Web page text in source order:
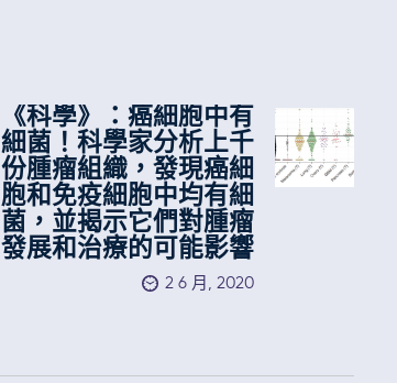
《科學》：癌細胞中有
細菌！科學家分析上千
份腫瘤組織，發現癌細
胞和免疫細胞中均有細
菌，並揭示它們對腫瘤
發展和治療的可能影響
2 6 月, 2020